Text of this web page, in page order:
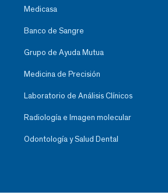
Medicasa
Banco de Sangre
Grupo de Ayuda Mutua
Medicina de Precisión
Laboratorio de Análisis Clínicos
Radiología e Imagen molecular
Odontología y Salud Dental